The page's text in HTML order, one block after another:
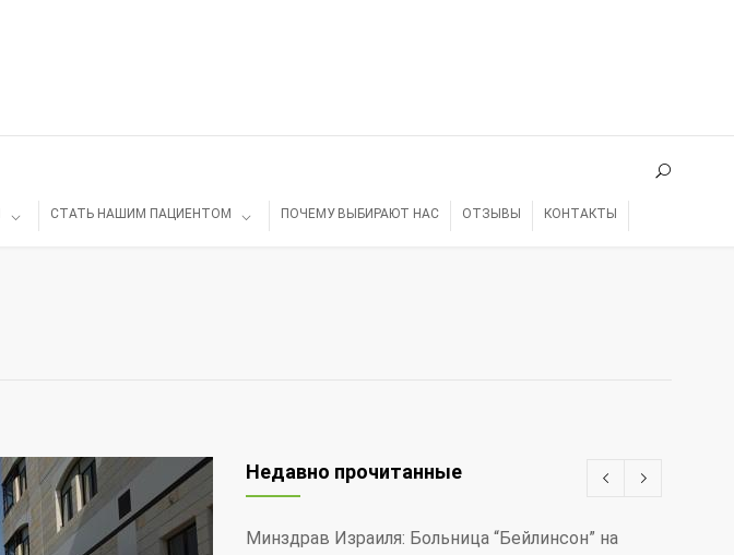
СТАТЬ НАШИМ ПАЦИЕНТОМ ПОЧЕМУ ВЫБИРАЮТ НАС ОТЗЫВЫ КОНТАКТЫ
Недавно прочитанные
Минздрав Израиля: Больница “Бейлинсон” на